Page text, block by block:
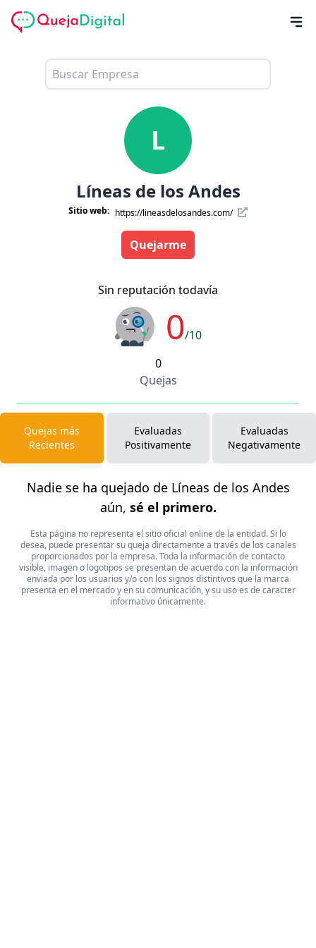
L
Líneas de los Andes
Sitio web: https://lineasdelosandes.com/
Quejarme
Sin reputación todavía
0/10
0
Quejas
Quejas más
Recientes
Evaluadas
Positivamente
Evaluadas
Negativamente
Nadie se ha quejado de Líneas de los Andes
aún, sé el primero.
Esta página no representa el sitio oficial online de la entidad. Si lo
desea, puede presentar su queja directamente a través de los canales
proporcionados por la empresa. Toda la información de contacto
visible, imagen o logotipos se presentan de acuerdo con la información
enviada por los usuarios y/o con los signos distintivos que la marca
presenta en el mercado y en su comunicación, y su uso es de caracter
informativo únicamente.